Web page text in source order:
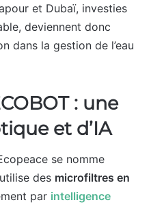
et Dubaï, investies
deviennent donc
dans la gestion de l’eau
: une
et d’IA
se nomme
des microfiltres en
par intelligence